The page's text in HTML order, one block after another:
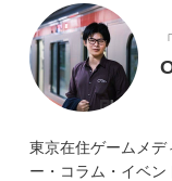
東京在住ゲームメデ
ー・コラム・イベ